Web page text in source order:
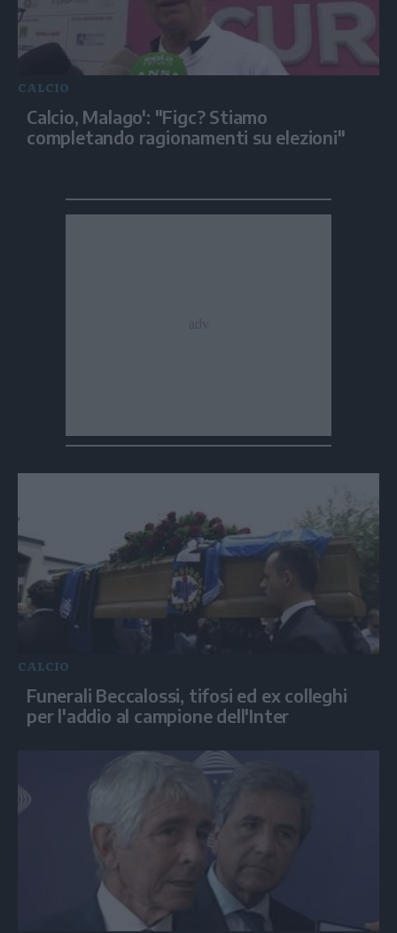
CALCIO
Calcio, Malago': "Figc? Stiamo
completando ragionamenti su elezioni"
CALCIO
Funerali Beccalossi, tifosi ed ex colleghi
per l'addio al campione dell'Inter